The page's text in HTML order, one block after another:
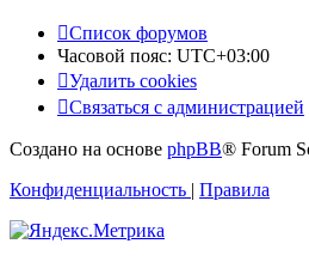
Список форумов
Часовой пояс: UTC+03:00
Удалить cookies
Связаться с администрацией
Создано на основе phpBB® Forum
Конфиденциальность | Правила